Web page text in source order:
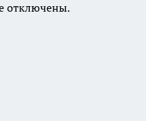
отключены.